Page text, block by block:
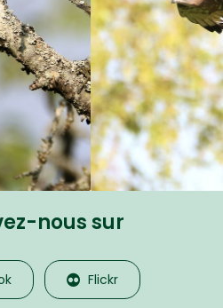
nous sur
Flickr